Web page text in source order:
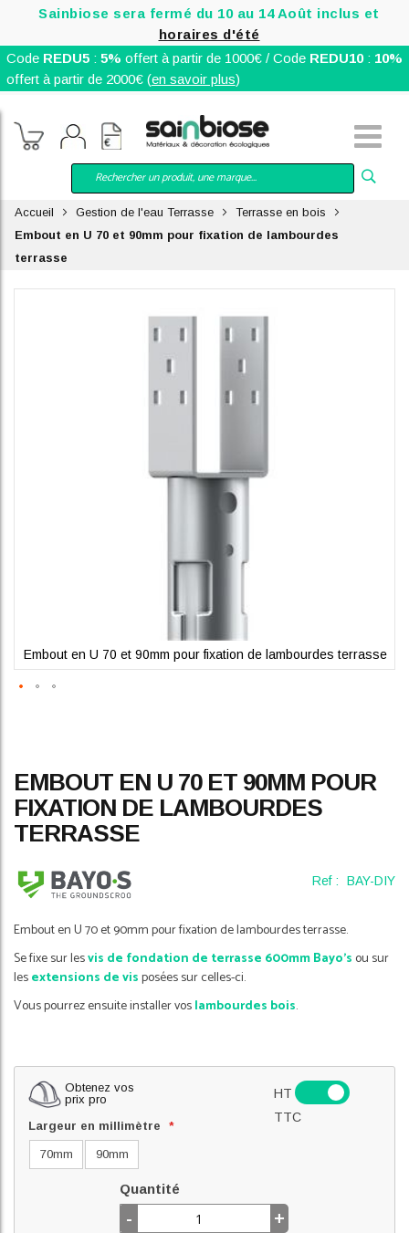
Sainbiose sera fermé du 10 au 14 Août inclus et
horaires d'été
Code REDU5: 5% offert à partir de 1000€ / Code REDU10: 10%
offert à partir de 2000€ (en savoir plus)
Accueil Gestion de l'eau Terrasse
Terrasse en bois
Embout en U 70 et 90mm pour fixation de lambourdes
terrasse
EMBOUT EN U 70 ET 90MM POUR
FIXATION DE LAMBOURDES
TERRASSE
Ref : BAY-DIY
Embout en U 70 et 90mm pour fixation de lambourdes terrasse.
Se fixe sur lesvis de fondation de terrasse 600mm Bayo'sou sur
lesextensions de visposées sur celles-ci.
Vous pourrez ensuite installer voslambourdes bois.
Embout en U 70 et 90mm pour fixation de lambourdes terrasse
to
the
beginning
gallery
Obtenez vos
prix pro
HT
TTC
Largeur en millimètre
70mm 90mm
Quantité
- +